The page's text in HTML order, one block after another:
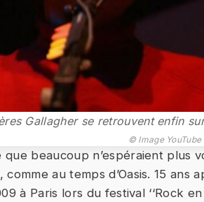
Gallagher se retrouvent enfin
© Image YouTube
que beaucoup n’espéraient plus
au temps d’Oasis. 15
à Paris lors du festival ‘‘Rock